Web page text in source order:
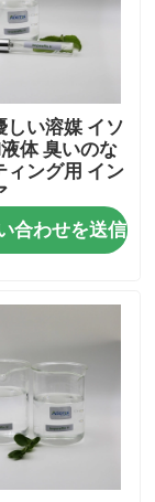
しい溶媒 イソ
体 臭いのな
ィング用 イン
合わせを送信